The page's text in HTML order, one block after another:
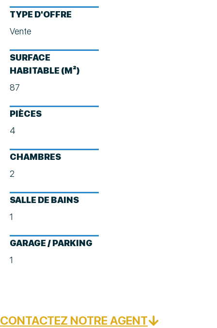
TYPE D'OFFRE
Vente
SURFACE
HABITABLE (M²)
87
PIÈCES
4
CHAMBRES
2
SALLE DE BAINS
1
GARAGE / PARKING
1
CONTACTEZ NOTRE AGENT